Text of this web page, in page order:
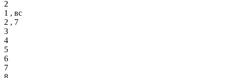
2
1 , вс
2 , 7
3
4
5
6
7